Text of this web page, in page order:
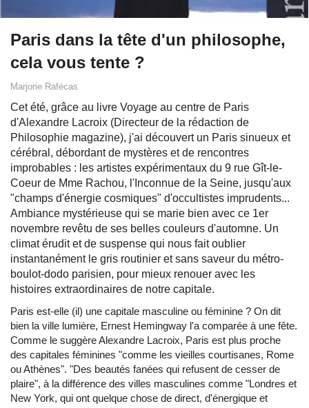
Paris dans la tête d'un philosophe,
cela vous tente ?
Marjorie Rafécas
Cet été, grâce au livre Voyage au centre de Paris
d'Alexandre Lacroix (Directeur de la rédaction de
Philosophie magazine), j'ai découvert un Paris sinueux et
cérébral, débordant de mystères et de rencontres
improbables : les artistes expérimentaux du 9 rue Gît-le-
Coeur de Mme Rachou, l'Inconnue de la Seine, jusqu'aux
"champs d'énergie cosmiques" d'occultistes imprudents...
Ambiance mystérieuse qui se marie bien avec ce 1er
novembre revêtu de ses belles couleurs d'automne. Un
climat érudit et de suspense qui nous fait oublier
instantanément le gris routinier et sans saveur du métro-
boulot-dodo parisien, pour mieux renouer avec les
histoires extraordinaires de notre capitale.
Paris est-elle (il) une capitale masculine ou féminine ? On dit
bien la ville lumière, Ernest Hemingway l'a comparée à une fête.
Comme le suggère Alexandre Lacroix, Paris est plus proche
des capitales féminines "comme les vieilles courtisanes, Rome
ou Athènes". "Des beautés fanées qui refusent de cesser de
plaire", à la différence des villes masculines comme "Londres et
New York, qui ont quelque chose de direct, d'énergique et